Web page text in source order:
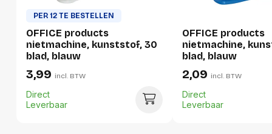
Breedte:
Hoogte:
Lengte:
Gewicht:
PER 12 TE BESTELLEN
OFFICE products
nietmachine, kunststof, 30
blad, blauw
3,99 incl. BTW
Direct
Leverbaar
OFFICE products
nietmachine,
blad, blauw
2,09 incl. BTW
Direct
Leverbaar